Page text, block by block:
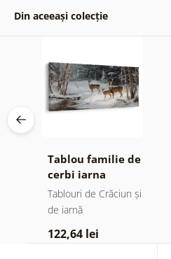
Din aceeași colecție
Tablou familie de
cerbi iarna
Tablouri de Crăciun și
de iarnă
122,64 lei